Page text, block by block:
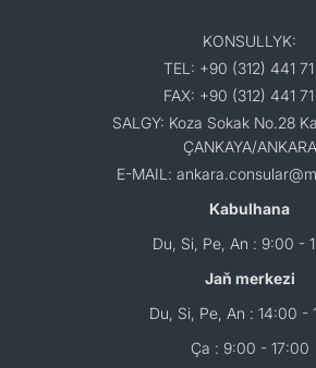
KONSULLYK:
TEL: +90 (312) 441
FAX: +90 (312) 441
SALGY: Koza Sokak No.28
ÇANKAYA/ANKARA
E-MAIL:
Kabulhana
Du, Si, Pe, An : 9:00 -
Jaň merkezi
Du, Si, Pe, An : 14:00 -
Ça : 9:00 - 17:00